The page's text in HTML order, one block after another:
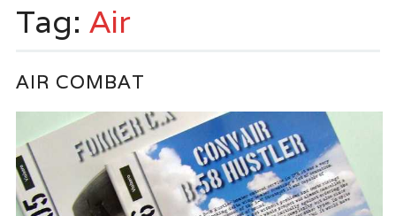
content
Tag: Air
AIR COMBAT